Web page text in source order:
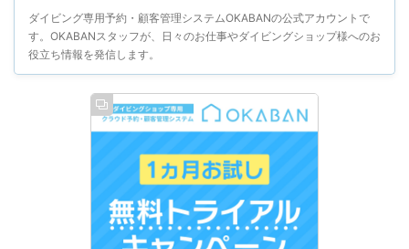
ダイビング専用予約・顧客管理システムOKABANの公式アカウントで
す。OKABANスタッフが、日々のお仕事やダイビングショップ様へのお
役立ち情報を発信します。